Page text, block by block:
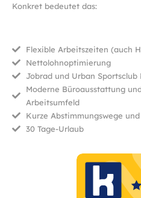
Konkret bedeutet das:
Flexible Arbeitszeiten (auch
Nettolohnoptimierung
Jobrad und Urban
Moderne Büroausstattung
Arbeitsumfeld
Kurze Abstimmungswege
30 Tage-Urlaub